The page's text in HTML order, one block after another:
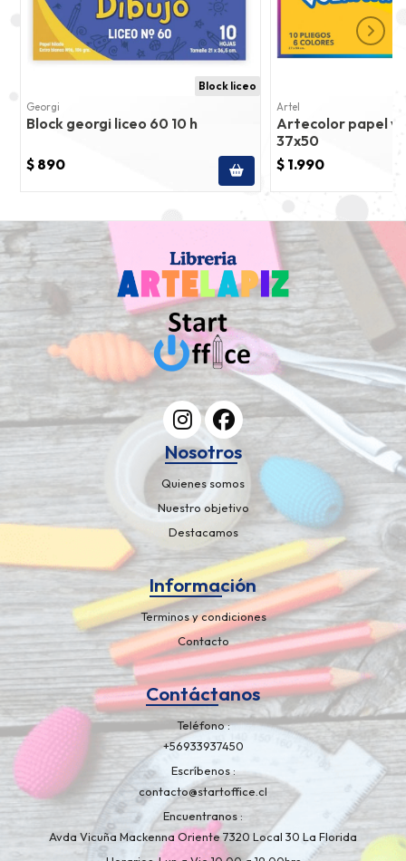
Block liceo
Georgi
Block georgi liceo 60 10 h
$ 890
Artel
Artecolor papel
37x50
$ 1.990
Nosotros
Quienes somos
Nuestro objetivo
Destacamos
Información
Terminos y condiciones
Contacto
Contáctanos
Teléfono
+56933937450
Escríbenos
contacto@startoffice.cl
Encuentranos
Avda Vicuña Mackenna Oriente 7320 Local 30 La Florida